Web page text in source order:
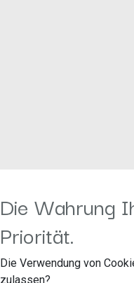
Die Wahrung
Priorität.
Die Verwendung von
zulassen?